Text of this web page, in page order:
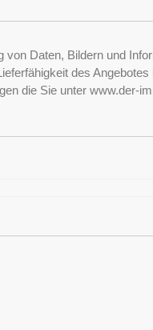
Daten, Bildern und
des
die Sie unter www.der-